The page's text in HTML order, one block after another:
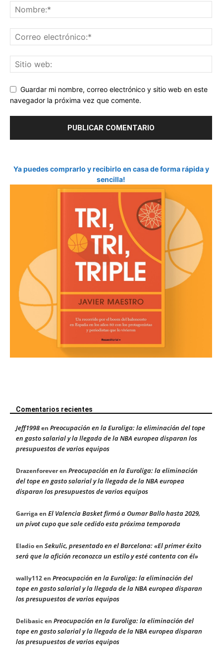
Guardar mi nombre, correo electrónico y sitio web en este
navegador la próxima vez que comente.
Ya puedes comprarlo y recibirlo en casa de forma rápida y
sencilla!
Comentarios recientes
Jeff1998en Preocupación en la Euroliga: la eliminación del tope
en gasto salarial y la llegada de la NBA europea disparan los
presupuestos de varios equipos
Drazenforeveren Preocupación en la Euroliga: la eliminación
del tope en gasto salarial y la llegada de la NBA europea
disparan los presupuestos de varios equipos
Garrigaen El Valencia Basket firmó a Oumar Ballo hasta 2029,
un pívot cupo que sale cedido esta próxima temporada
Eladioen Sekulic, presentado en el Barcelona: «El primer éxito
será que la afición reconozca un estilo y esté contenta con él»
wally112en Preocupación en la Euroliga: la eliminación del
tope en gasto salarial y la llegada de la NBA europea disparan
los presupuestos de varios equipos
Delibasicen Preocupación en la Euroliga: la eliminación del
tope en gasto salarial y la llegada de la NBA europea disparan
los presupuestos de varios equipos